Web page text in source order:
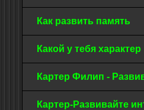
Как развить память
Какой у тебя
Картер Филип -
Картер-Развивайте